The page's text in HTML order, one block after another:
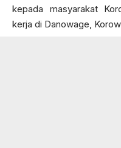
kepada masyarakat
kerja di Danowage,